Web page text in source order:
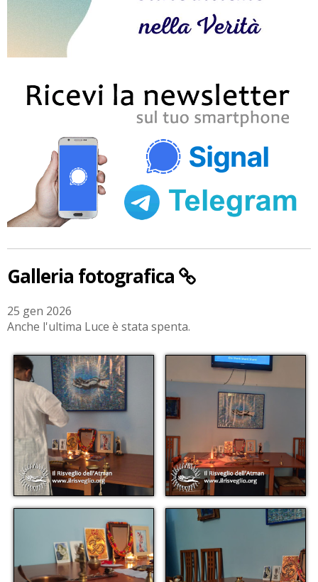
Galleria fotografica
25 gen 2026
Anche l'ultima Luce è stata spenta.